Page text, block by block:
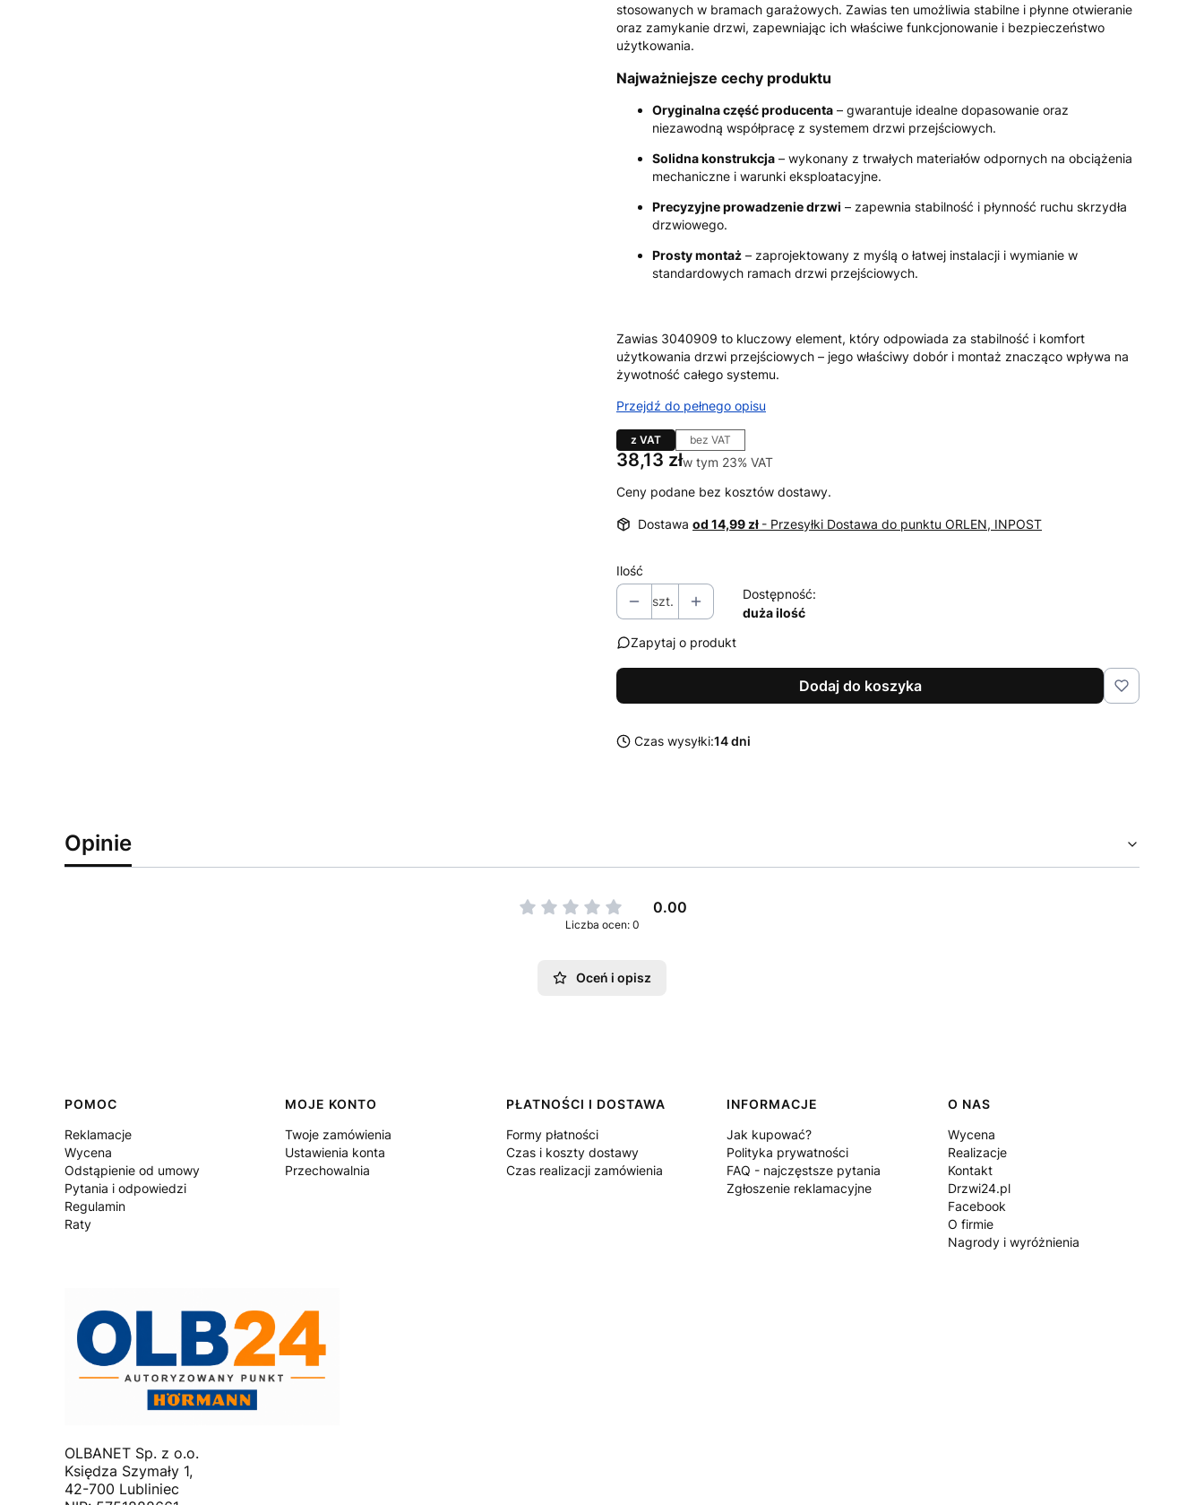
stosowanych w bramach garażowych. Zawias ten umożliwia stabilne i płynne otwieranie
oraz zamykanie drzwi, zapewniając ich właściwe funkcjonowanie i bezpieczeństwo
użytkowania.
Najważniejsze cechy produktu
Oryginalna część producenta – gwarantuje idealne dopasowanie oraz
niezawodną współpracę z systemem drzwi przejściowych.
Solidna konstrukcja – wykonany z trwałych materiałów odpornych na obciążenia
mechaniczne i warunki eksploatacyjne.
Precyzyjne prowadzenie drzwi – zapewnia stabilność i płynność ruchu skrzydła
drzwiowego.
Prosty montaż – zaprojektowany z myślą o łatwej instalacji i wymianie w
standardowych ramach drzwi przejściowych.
Zawias 3040909 to kluczowy element, który odpowiada za stabilność i komfort
użytkowania drzwi przejściowych – jego właściwy dobór i montaż znacząco wpływa na
żywotność całego systemu.
Przejdź do pełnego opisu
z VAT bez VAT
Cena
38,13 złw tym 23% VAT
w tym 23% VAT
Ceny podane bez kosztów dostawy.
Dostawa od 14,99 zł - Przesyłki Dostawa do punktu ORLEN, INPOST
Ilość
szt.
Dostępność:
duża ilość
Zapytaj o produkt
Dodaj do koszyka
Czas wysyłki:14 dni
Opinie
0.00
Liczba ocen: 0
Oceń i opisz
Linki w stopce
POMOC
Reklamacje
Wycena
Odstąpienie od umowy
Pytania i odpowiedzi
Regulamin
Raty
MOJE KONTO
Twoje zamówienia
Ustawienia konta
Przechowalnia
PŁATNOŚCI I DOSTAWA
Formy płatności
Czas i koszty dostawy
Czas realizacji zamówienia
INFORMACJE
Jak kupować?
Polityka prywatności
FAQ - najczęstsze pytania
Zgłoszenie reklamacyjne
O NAS
Wycena
Realizacje
Kontakt
Drzwi24.pl
Facebook
O firmie
Nagrody i wyróżnienia
OLBANET Sp. z o.o.
Księdza Szymały 1,
42-700 Lubliniec